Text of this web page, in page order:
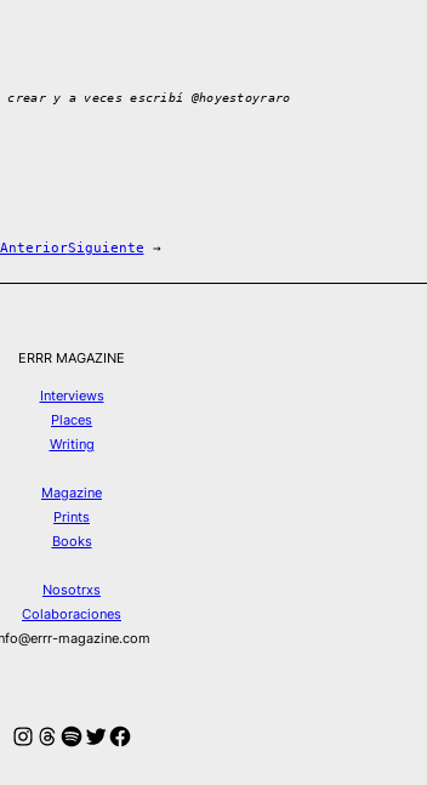
crear y a veces escribí @hoyestoyraro
AnteriorSiguiente →
ERRR MAGAZINE
Interviews
Places
Writing
Magazine
Prints
Books
Nosotrxs
Colaboraciones
magazine.com
Instagram
Hilos
Spotify
Twitter
Facebook